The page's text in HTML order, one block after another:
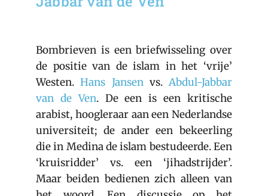
Bombrieven is een briefwisseling over
de positie van de islam in het ‘vrije’
Westen.Hans Jansenvs. Abdul-Jabbar
van de Ven. De een is een kritische
arabist, hoogleraar aan een Nederlandse
universiteit; de ander een bekeerling
die in Medina de islam bestudeerde. Een
‘kruisridder’ vs. een ‘jihadstrijder’.
Maar beiden bedienen zich alleen van